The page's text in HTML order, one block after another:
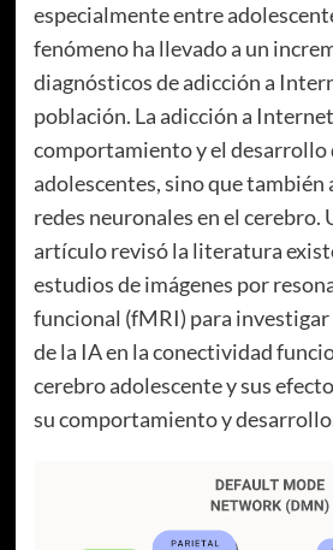
especialmente entre
fenómeno ha llevado a un
diagnósticos de adicción a
población. La adicción a
comportamiento y el desarrollo
adolescentes, sino que también
redes neuronales en el cerebro.
artículo revisó la literatura
estudios de imágenes por
funcional (fMRI) para investigar
de la IA en la conectividad
cerebro adolescente y sus
su comportamiento y